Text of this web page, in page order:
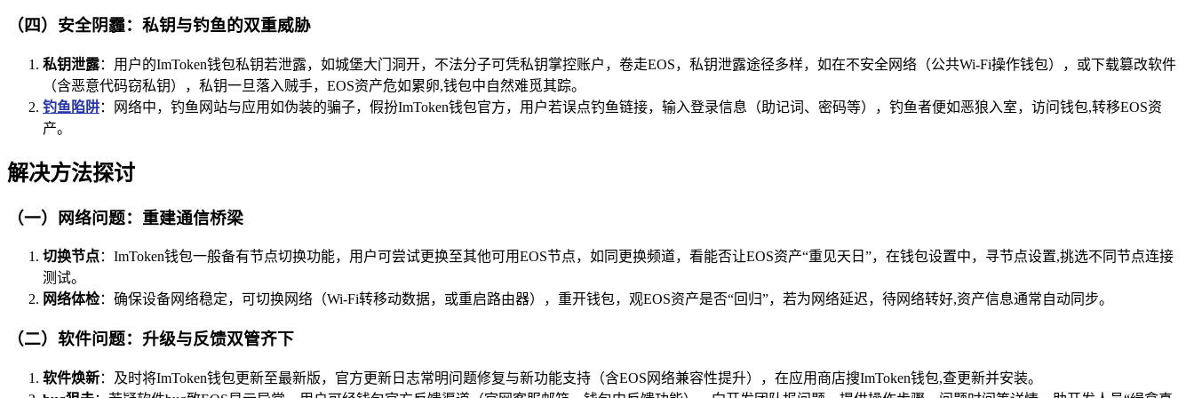
（四）安全阴霾：私钥与钓鱼的双重威胁
私钥泄露：用户的ImToken钱包私钥若泄露，如城堡大门洞开，不法分子可凭私钥掌控账户，卷走EOS，私钥泄露途径多样，如在不安全网络（公共Wi-Fi操作钱包），或下载篡改软件
（含恶意代码窃私钥），私钥一旦落入贼手，EOS资产危如累卵,钱包中自然难觅其踪。
钓鱼陷阱：网络中，钓鱼网站与应用如伪装的骗子，假扮ImToken钱包官方，用户若误点钓鱼链接，输入登录信息（助记词、密码等），钓鱼者便如恶狼入室，访问钱包,转移EOS资
产。
解决方法探讨
（一）网络问题：重建通信桥梁
切换节点：ImToken钱包一般备有节点切换功能，用户可尝试更换至其他可用EOS节点，如同更换频道，看能否让EOS资产“重见天日”，在钱包设置中，寻节点设置,挑选不同节点连接
测试。
网络体检：确保设备网络稳定，可切换网络（Wi-Fi转移动数据，或重启路由器），重开钱包，观EOS资产是否“回归”，若为网络延迟，待网络转好,资产信息通常自动同步。
（二）软件问题：升级与反馈双管齐下
软件焕新：及时将ImToken钱包更新至最新版，官方更新日志常明问题修复与新功能支持（含EOS网络兼容性提升），在应用商店搜ImToken钱包,查更新并安装。